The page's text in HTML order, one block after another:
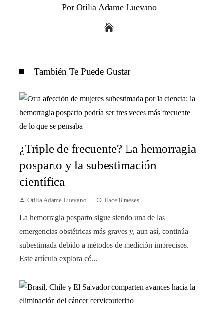
Por Otilia Adame Luevano
También Te Puede Gustar
¿Triple de frecuente? La hemorragia
posparto y la subestimación
científica
Otilia Adame Luevano Hace 8 meses
La hemorragia posparto sigue siendo una de las
emergencias obstétricas más graves y, aun así, continúa
subestimada debido a métodos de medición imprecisos.
Este artículo explora có...